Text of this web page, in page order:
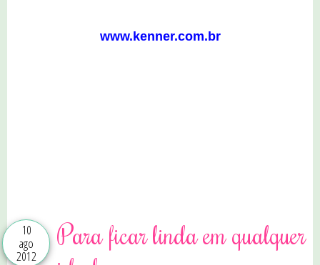
www.kenner.com.br
10
ago
2012
Para ficar linda em qualquer